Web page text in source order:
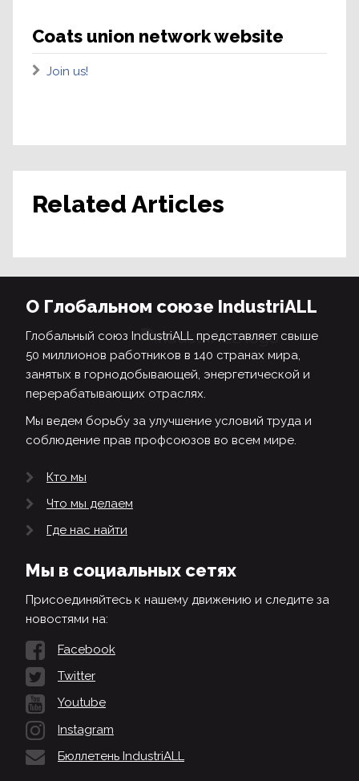
Coats union network website
Join us!
Related Articles
О Глобальном союзе IndustriALL
Глобальный союз IndustriALL представляет свыше
50 миллионов работников в 140 странах мира,
занятых в горнодобывающей, энергетической и
перерабатывающих отраслях.
Мы ведем борьбу за улучшение условий труда и
соблюдение прав профсоюзов во всем мире.
Кто мы
Что мы делаем
Где нас найти
Мы в социальных сетях
Присоединяйтесь к нашему движению и следите за
новостями на:
Facebook
Twitter
Youtube
Instagram
Бюллетень IndustriALL